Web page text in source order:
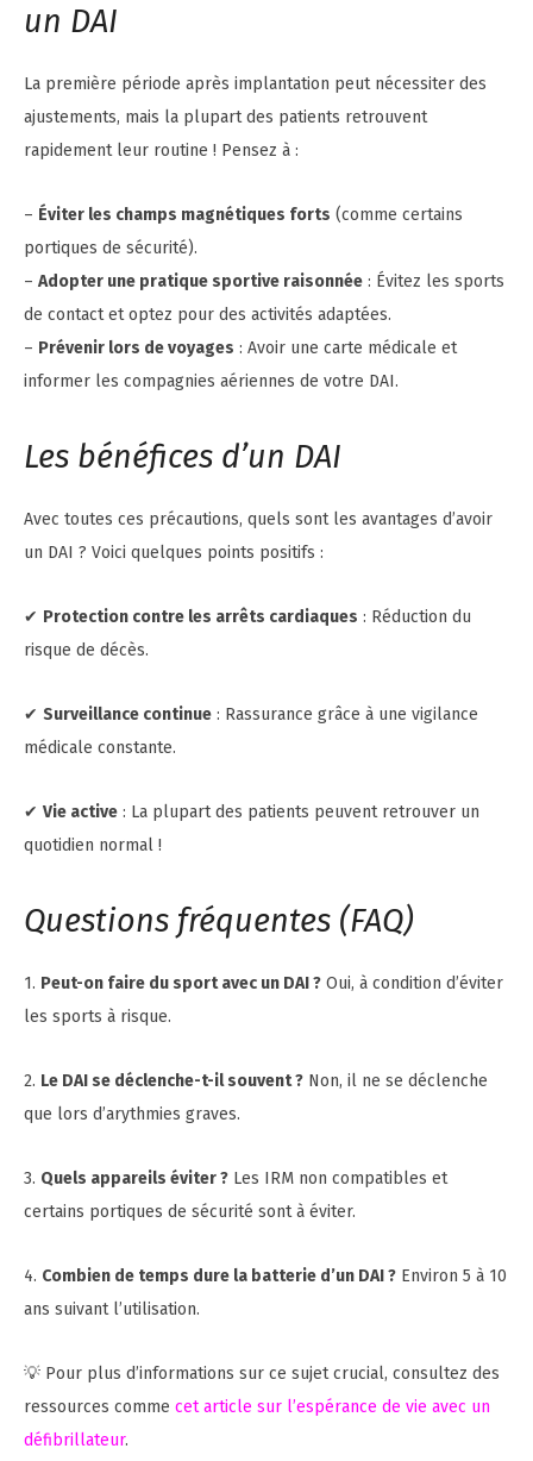
un DAI
La première période après implantation peut nécessiter des
ajustements, mais la plupart des patients retrouvent
rapidement leur routine ! Pensez à :
– Éviter les champs magnétiques forts (comme certains
portiques de sécurité).
– Adopter une pratique sportive raisonnée : Évitez les sports
de contact et optez pour des activités adaptées.
– Prévenir lors de voyages : Avoir une carte médicale et
informer les compagnies aériennes de votre DAI.
Les bénéfices d’un DAI
Avec toutes ces précautions, quels sont les avantages d’avoir
un DAI ? Voici quelques points positifs :
✔ Protection contre les arrêts cardiaques : Réduction du
risque de décès.
✔ Surveillance continue : Rassurance grâce à une vigilance
médicale constante.
✔ Vie active : La plupart des patients peuvent retrouver un
quotidien normal !
Questions fréquentes (FAQ)
1. Peut-on faire du sport avec un DAI ? Oui, à condition d’éviter
les sports à risque.
2. Le DAI se déclenche-t-il souvent ? Non, il ne se déclenche
que lors d’arythmies graves.
3. Quels appareils éviter ? Les IRM non compatibles et
certains portiques de sécurité sont à éviter.
4. Combien de temps dure la batterie d’un DAI ? Environ 5 à 10
ans suivant l’utilisation.
💡 Pour plus d’informations sur ce sujet crucial, consultez des
ressources comme cet article sur l’espérance de vie avec un
défibrillateur.